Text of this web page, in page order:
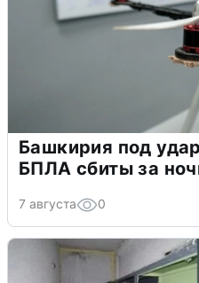
Башкирия под
БПЛА сбиты за
7 августа 0